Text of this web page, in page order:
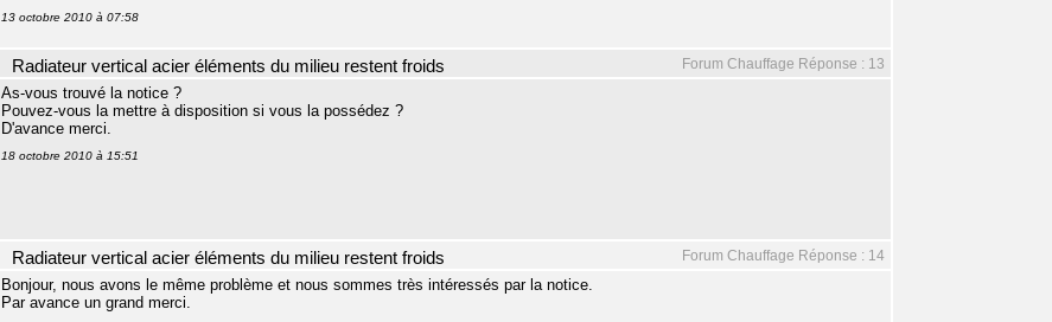
13 octobre 2010 à 07:58
Forum Chauffage Réponse : 13
Radiateur vertical acier éléments du milieu restent froids
As-vous trouvé la notice ?
Pouvez-vous la mettre à disposition si vous la possédez ?
D'avance merci.
18 octobre 2010 à 15:51
Forum Chauffage Réponse : 14
Radiateur vertical acier éléments du milieu restent froids
Bonjour, nous avons le même problème et nous sommes très intéressés par la notice.
Par avance un grand merci.